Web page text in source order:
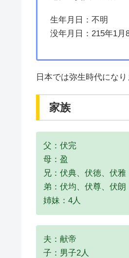
生年月日：不明
没年月日：215年1月
日本では弥生時代になり
家族
父：伏完
母：盈
兄：伏典、伏徳、伏雅
弟：伏均、伏尊、伏朗
姉妹：4人
夫：献帝
子：男子2人